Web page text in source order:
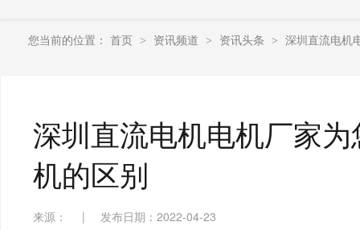
您当前的位置： 首页 > 资讯频道 > 资讯头条 > 深圳直流电机
深圳直流电机电机厂家
机的区别
来源： | 发布日期：2022-04-23